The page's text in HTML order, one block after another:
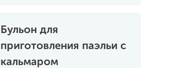
Бульон для
приготовления паэльи с
кальмаром